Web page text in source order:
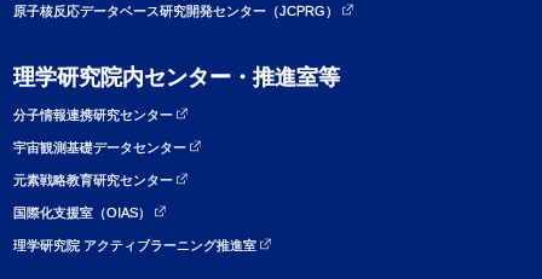
原子核反応データベース研究開発センター（JCPRG）
理学研究院内センター・推進室等
分子情報連携研究センター
宇宙観測基礎データセンター
元素戦略教育研究センター
国際化支援室（OIAS）
理学研究院 アクティブラーニング推進室